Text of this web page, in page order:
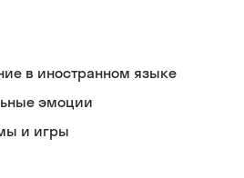
в иностранном языке
эмоции
и игры